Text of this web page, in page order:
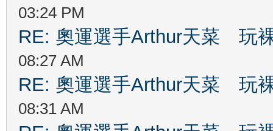
03:24 PM
RE: 奧運選手Arthur天菜 玩
08:27 AM
RE: 奧運選手Arthur天菜 玩
08:31 AM